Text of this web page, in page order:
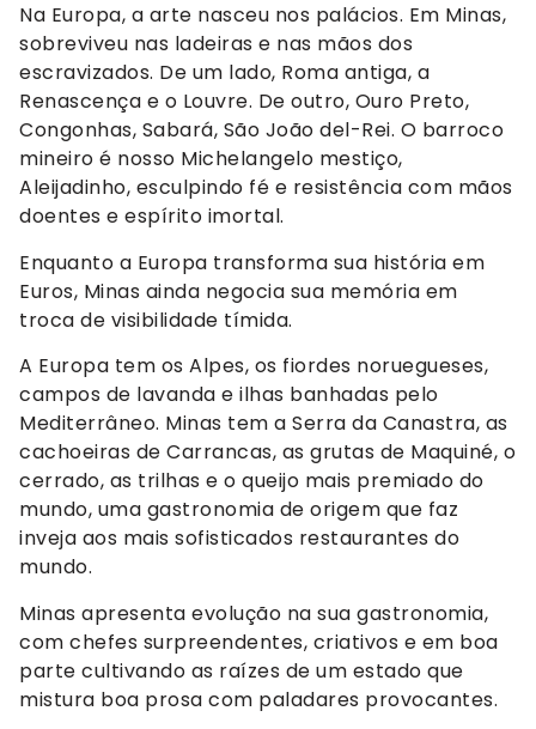
Na Europa, a arte nasceu nos palácios. Em Minas,
sobreviveu nas ladeiras e nas mãos dos
escravizados. De um lado, Roma antiga, a
Renascença e o Louvre. De outro, Ouro Preto,
Congonhas, Sabará, São João del-Rei. O barroco
mineiro é nosso Michelangelo mestiço,
Aleijadinho, esculpindo fé e resistência com mãos
doentes e espírito imortal.
Enquanto a Europa transforma sua história em
Euros, Minas ainda negocia sua memória em
troca de visibilidade tímida.
A Europa tem os Alpes, os fiordes noruegueses,
campos de lavanda e ilhas banhadas pelo
Mediterrâneo. Minas tem a Serra da Canastra, as
cachoeiras de Carrancas, as grutas de Maquiné, o
cerrado, as trilhas e o queijo mais premiado do
mundo, uma gastronomia de origem que faz
inveja aos mais sofisticados restaurantes do
mundo.
Minas apresenta evolução na sua gastronomia,
com chefes surpreendentes, criativos e em boa
parte cultivando as raízes de um estado que
mistura boa prosa com paladares provocantes.